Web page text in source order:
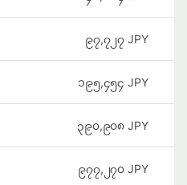
၉၇,၇၂၇ JPY
၁၉၅,၄၅၄ JPY
၃၉၀,၉၀၈ JPY
၉၇၇,၂၇၀ JPY